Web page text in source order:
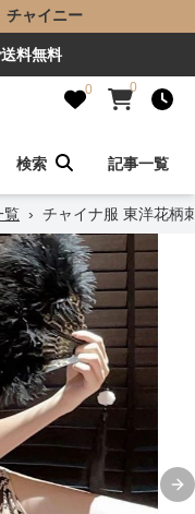
チャイニー
料無料
0 0
検索 記事一覧
覧 › チャイナ服 東洋花柄